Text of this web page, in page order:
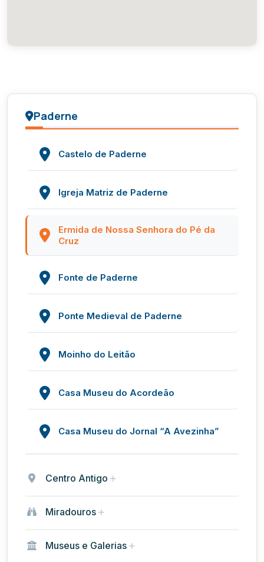
Paderne
Castelo de Paderne
Igreja Matriz de Paderne
Ermida de Nossa Senhora do Pé da
Cruz
Fonte de Paderne
Ponte Medieval de Paderne
Moinho do Leitão
Casa Museu do Acordeão
Casa Museu do Jornal “A Avezinha”
Centro Antigo
Miradouros
Museus e Galerias